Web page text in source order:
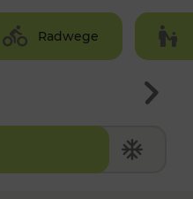
Radwege